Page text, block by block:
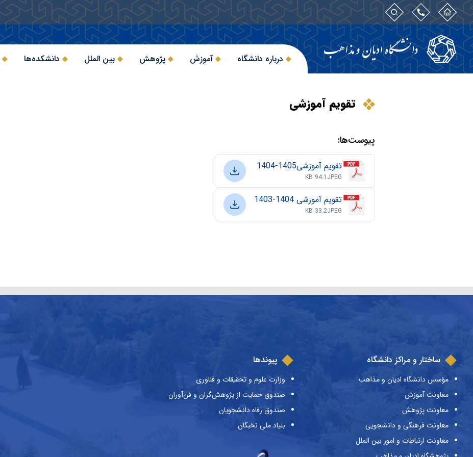
درباره دانشگاه آموزش پژوهش بین الملل دانشکده‌ها
تقویم آموزشی
پیوست‌ها:
تقویم آموزشی1405-1404
JPEG
94.1 KB
تقویم آموزشی 1404-1403
JPEG
33.2 KB
ساختار و مراکز دانشگاه
مؤسس دانشگاه ادیان و مذاهب
معاونت آموزش
معاونت پژوهش
معاونت فرهنگی و دانشجویی
معاونت ارتباطات و امور بین الملل
پیوندها
وزارت علوم و تحقیقات و فناوری
صندوق حمایت از پژوهش‌گران و فن‌آوران
صندوق رفاه دانشجویان
بنیاد ملی نخبگان